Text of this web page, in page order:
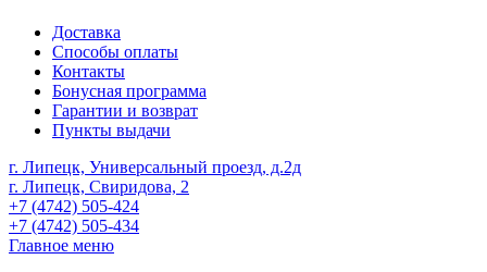
Доставка
Способы оплаты
Контакты
Бонусная программа
Гарантии и возврат
Пункты выдачи
г. Липецк, Универсальный проезд, д.2д
г. Липецк, Свиридова, 2
+7 (4742) 505-424
+7 (4742) 505-434
Главное меню